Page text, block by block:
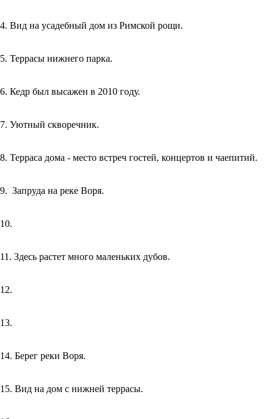
4. Вид на усадебный дом из Римской рощи.
5. Террасы нижнего парка.
6. Кедр был высажен в 2010 году.
7. Уютный скворечник.
8. Терраса дома - место встреч гостей, концертов и чаепитий.
9. Запруда на реке Воря.
10.
11. Здесь растет много маленьких дубов.
12.
13.
14. Берег реки Воря.
15. Вид на дом с нижней террасы.